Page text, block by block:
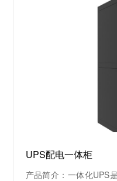
UPS配电一体柜
产品简介：一体化UPS